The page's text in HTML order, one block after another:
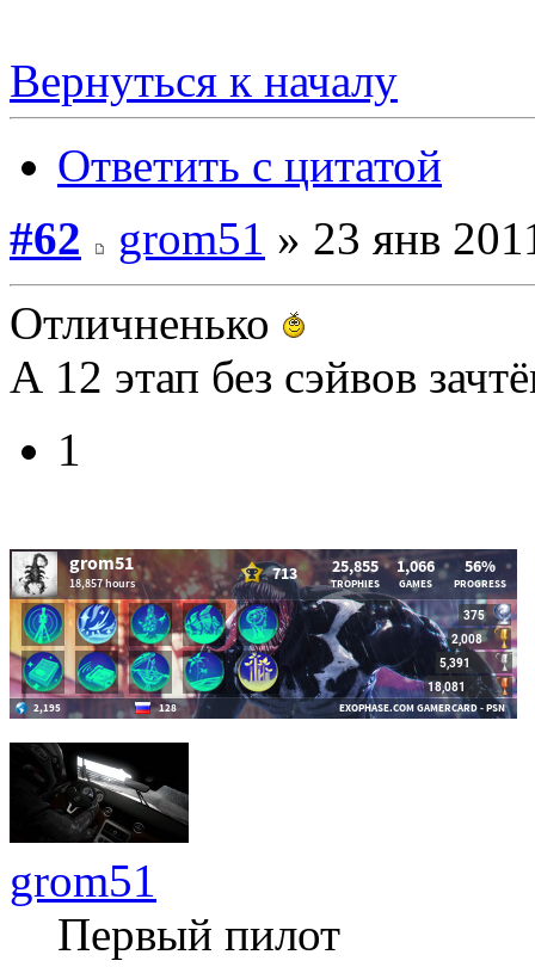
Вернуться к началу
Ответить с цитатой
#62
grom51 » 23 янв
Отличненько
А 12 этап без сэйвов
1
grom51
Первый пилот